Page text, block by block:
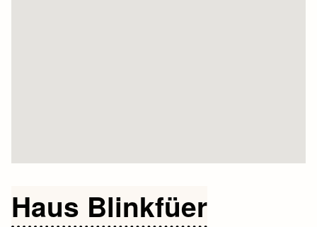
Haus Blinkfüer